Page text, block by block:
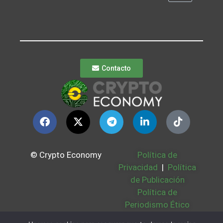
Contacto
© Crypto Economy
Política de
Privacidad | Política
de Publicación
Política de
Periodismo Ético